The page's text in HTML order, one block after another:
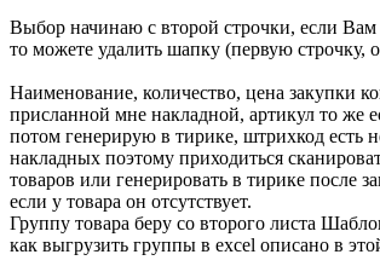
Выбор начинаю с второй строчки, если Вам
то можете удалить шапку (первую строчку,
Наименование, количество, цена закупки
присланной мне накладной, артикул то же
потом генерирую в тирике, штрихкод есть
накладных поэтому приходиться
товаров или генерировать в тирике после
если у товара он отсутствует.
Группу товара беру со второго листа
как выгрузить группы в excel описано в